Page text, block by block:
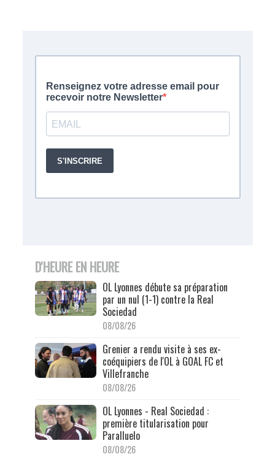
D'HEURE EN HEURE
OL Lyonnes débute sa préparation
par un nul (1-1) contre la Real
Sociedad
08/08/26
Grenier a rendu visite à ses ex-
coéquipiers de l'OL à GOAL FC et
Villefranche
08/08/26
OL Lyonnes - Real Sociedad :
première titularisation pour
Paralluelo
08/08/26